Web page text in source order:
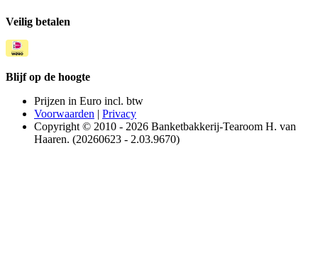
Veilig betalen
Blijf op de hoogte
Prijzen in Euro incl. btw
Voorwaarden | Privacy
Copyright © 2010 - 2026 Banketbakkerij-Tearoom H. van
Haaren. (20260623 - 2.03.9670)